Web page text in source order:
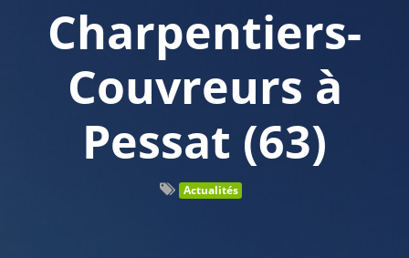
Charpentiers-
Couvreurs à
Pessat (63)
Actualités